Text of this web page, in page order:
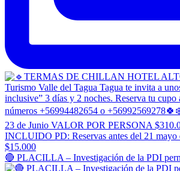
🔴 PLACILLA – Investigación de la PDI